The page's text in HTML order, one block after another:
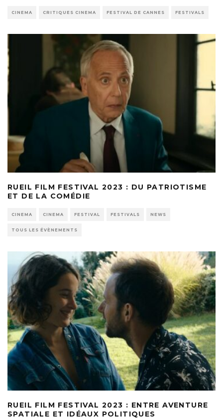
CINEMA CRITIQUES CINEMA FESTIVAL DE CANNES FESTIVALS
RUEIL FILM FESTIVAL 2023 : DU PATRIOTISME
ET DE LA COMÉDIE
CINEMA CINEMA FESTIVAL FESTIVALS NEWS
TOUS LES ÉVÈNEMENTS
RUEIL FILM FESTIVAL 2023 : ENTRE AVENTURE
SPATIALE ET IDÉAUX POLITIQUES